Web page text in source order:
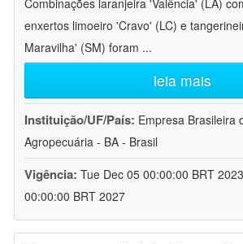
Combinações laranjeira 'Valência' (LA)
enxertos limoeiro 'Cravo' (LC) e
Maravilha' (SM) foram ...
leia mais
Instituição/UF/País: Empresa Brasileira
Agropecuária - BA - Brasil
Vigência: Tue Dec 05 00:00:00 BRT
00:00:00 BRT 2027